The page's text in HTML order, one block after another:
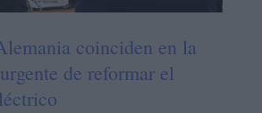
coinciden en la
de reformar el